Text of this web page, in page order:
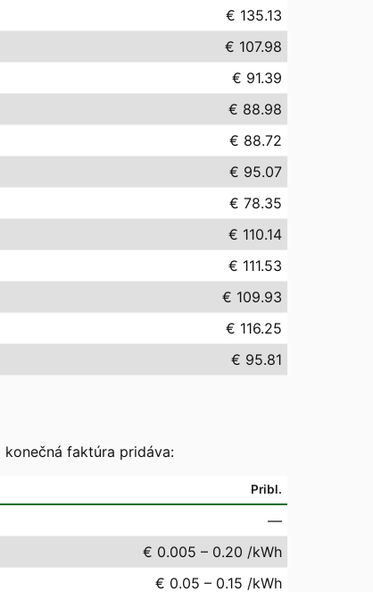
€ 135.13
€ 107.98
€ 91.39
€ 88.98
€ 88.72
€ 95.07
€ 78.35
€ 110.14
€ 111.53
€ 109.93
€ 116.25
€ 95.81
faktúra pridáva:
Pribl.
—
€ 0.005 – 0.20 /kWh
€ 0.05 – 0.15 /kWh